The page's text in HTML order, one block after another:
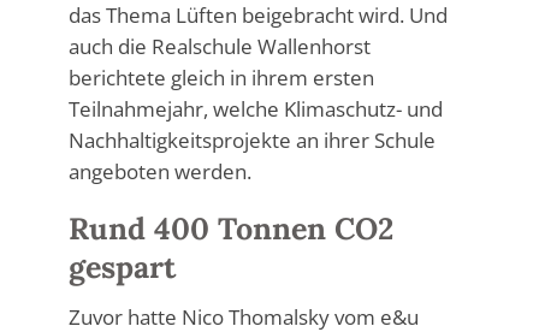
das Thema Lüften beigebracht wird. Und
auch die Realschule Wallenhorst
berichtete gleich in ihrem ersten
Teilnahmejahr, welche Klimaschutz- und
Nachhaltigkeitsprojekte an ihrer Schule
angeboten werden.
Rund 400 Tonnen CO2
gespart
Zuvor hatte Nico Thomalsky vom e&u